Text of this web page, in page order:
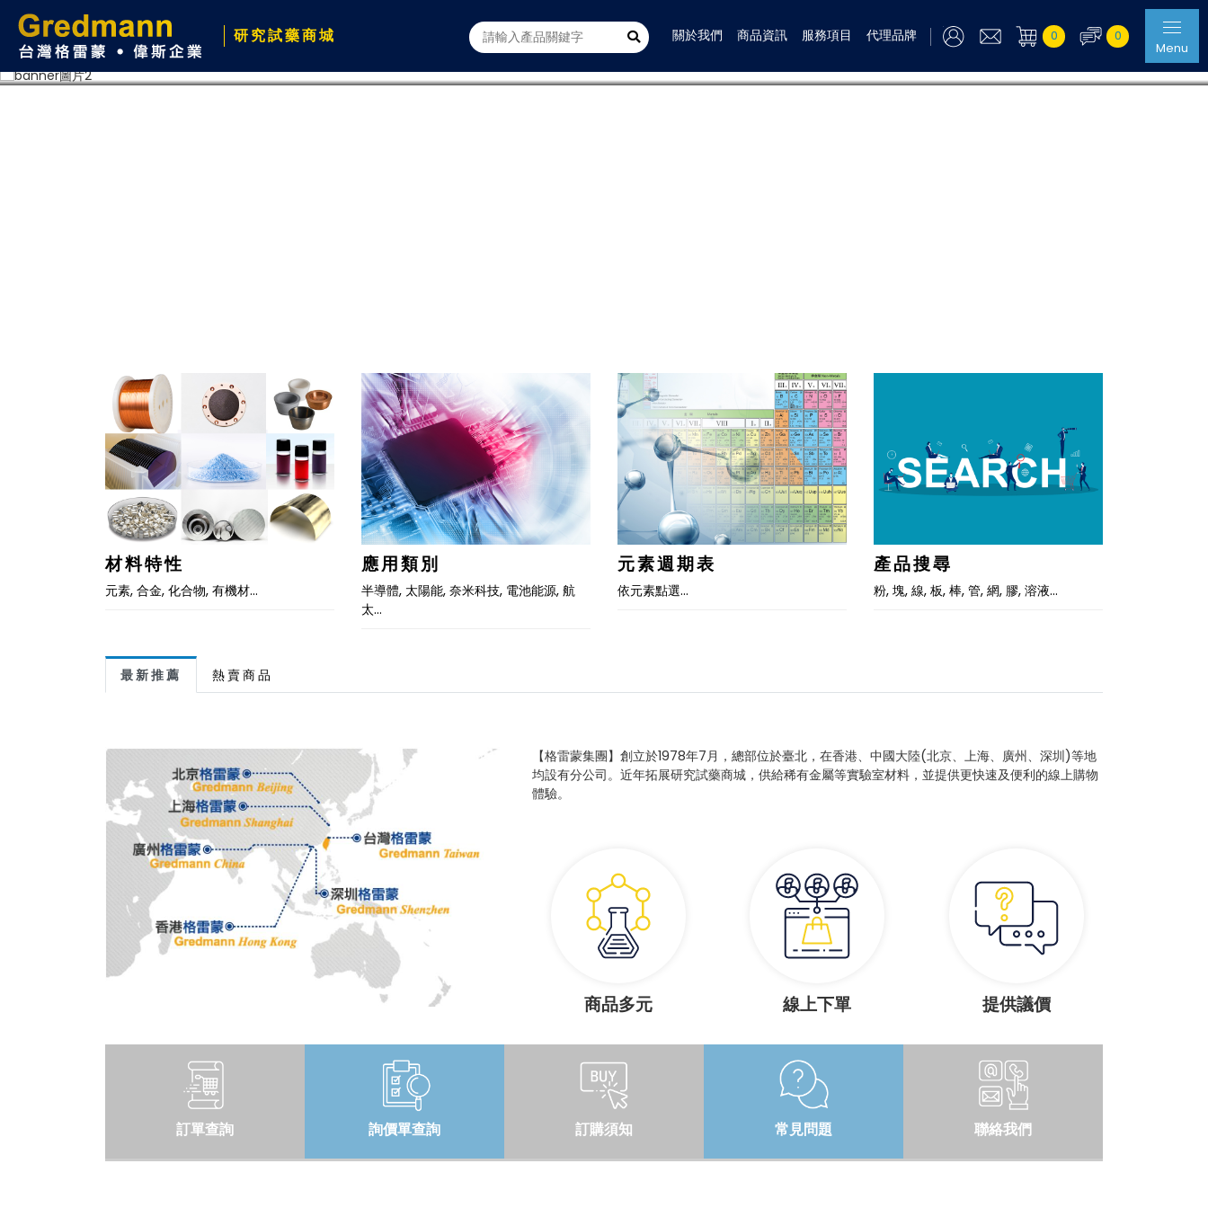
研究試藥商城 關於我們 商品資訊 服務項目 代理品牌 0
0
Menu
材料特性
元素, 合金, 化合物, 有機材…
應用類別
半導體, 太陽能, 奈米科技, 電池能源, 航
太…
元素週期表
依元素點選…
產品搜尋
粉, 塊, 線, 板, 棒, 管, 網, 膠, 溶液…
最新推薦 熱賣商品
【格雷蒙集團】創立於1978年7月，總部位於臺北，在香港、中國大陸(北京、上海、廣州、深圳)等地
均設有分公司。近年拓展研究試藥商城，供給稀有金屬等實驗室材料，並提供更快速及便利的線上購物
體驗。
商品多元 線上下單 提供議價
訂單查詢 詢價單查詢 訂購須知 常見問題 聯絡我們